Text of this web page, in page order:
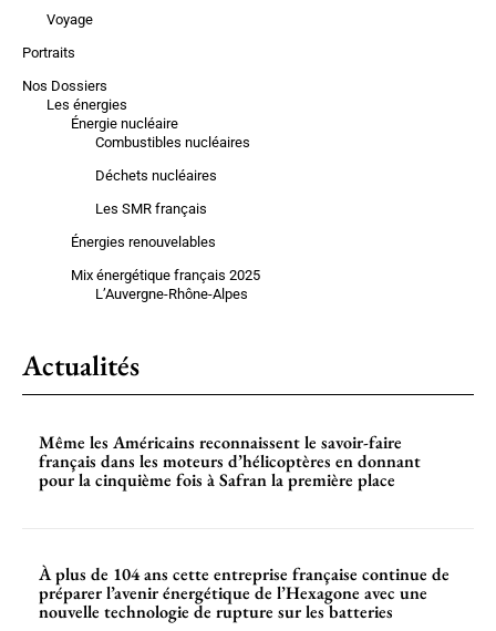
Voyage
Portraits
Nos Dossiers
Les énergies
Énergie nucléaire
Combustibles nucléaires
Déchets nucléaires
Les SMR français
Énergies renouvelables
Mix énergétique français 2025
L’Auvergne-Rhône-Alpes
Actualités
Même les Américains reconnaissent le savoir-faire
français dans les moteurs d’hélicoptères en donnant
pour la cinquième fois à Safran la première place
À plus de 104 ans cette entreprise française continue de
préparer l’avenir énergétique de l’Hexagone avec une
nouvelle technologie de rupture sur les batteries